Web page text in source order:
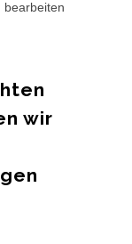
bearbeiten
wir